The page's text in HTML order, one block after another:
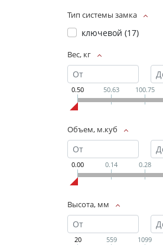
Тип системы замка
ключевой (17)
Вес, кг
0.50 50.63 100.75
Объем, м.куб
0.00 0.14 0.28
Высота, мм
20 559 1099